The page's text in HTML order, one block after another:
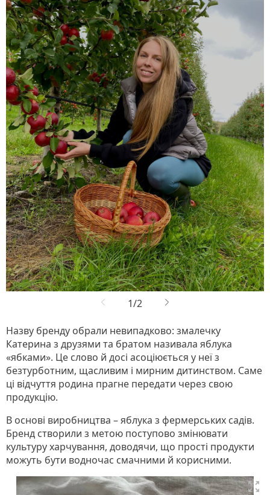
Назву бренду обрали невипадково: змалечку
Катерина з друзями та братом називала яблука
«ябками». Це слово й досі асоціюється у неї з
безтурботним, щасливим і мирним дитинством. Саме
ці відчуття родина прагне передати через свою
продукцію.
В основі виробництва – яблука з фермерських садів.
Бренд створили з метою поступово змінювати
культуру харчування, доводячи, що прості продукти
можуть бути водночас смачними й корисними.
